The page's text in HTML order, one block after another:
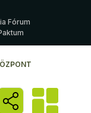
Fórum